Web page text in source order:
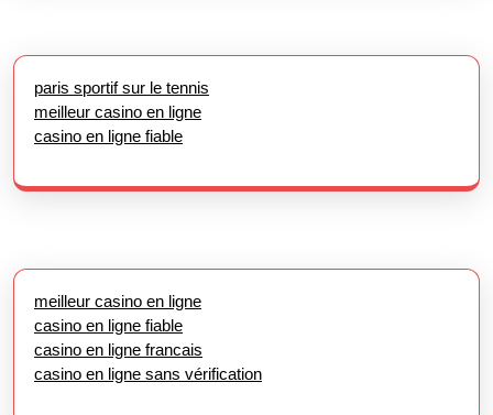
paris sportif sur le tennis
meilleur casino en ligne
casino en ligne fiable
meilleur casino en ligne
casino en ligne fiable
casino en ligne francais
casino en ligne sans vérification